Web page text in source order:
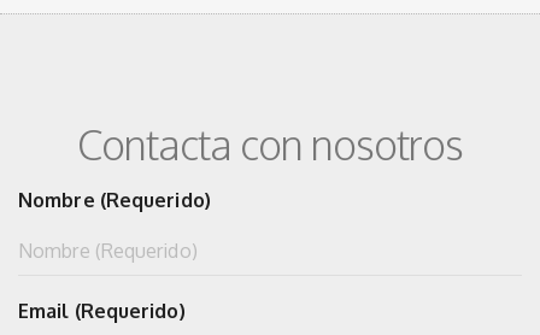
Contacta con nosotros
Nombre (Requerido)
Email (Requerido)